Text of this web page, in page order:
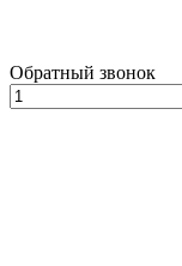
Обратный звонок